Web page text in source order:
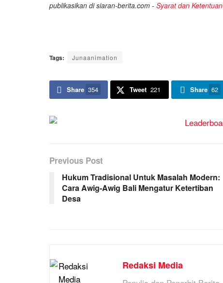
publikasikan di siaran-berita.com - Syarat dan Ketentuan
Tags: Junaanimation
Share 354 Tweet 221 Share 62
Previous Post
Hukum Tradisional Untuk Masalah Modern:
Cara Awig-Awig Bali Mengatur Ketertiban
Desa
Redaksi Media